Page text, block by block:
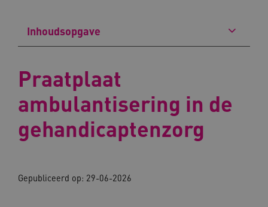
Inhoudsopgave
Praatplaat
ambulantisering in de
gehandicaptenzorg
Gepubliceerd op: 29-06-2026